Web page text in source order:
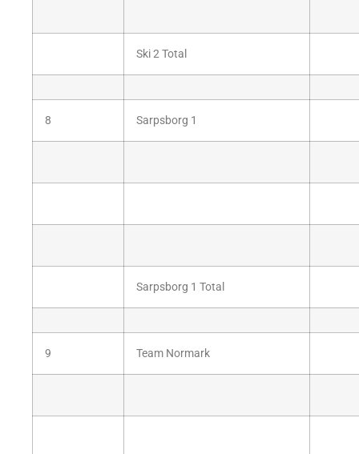
Ski 2 Total
8 Sarpsborg 1
Sarpsborg 1 Total
9 Team Normark